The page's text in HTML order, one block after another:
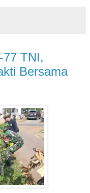
77 TNI,
Bersama